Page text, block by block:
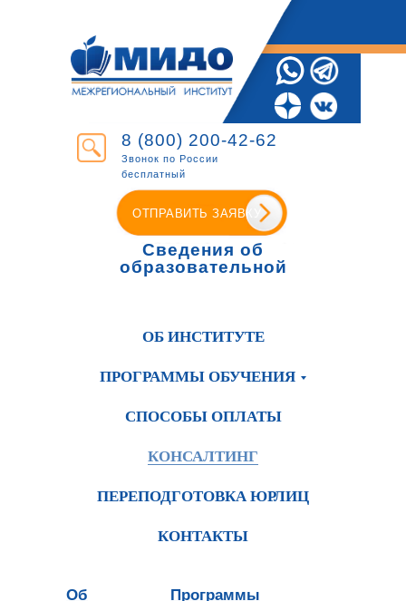
8 (800) 200-42-62
Звонок по России
бесплатный
ОТПРАВИТЬ ЗАЯВКУ
Сведения об
образовательной
ОБ ИНСТИТУТЕ
ПРОГРАММЫ ОБУЧЕНИЯ
СПОСОБЫ ОПЛАТЫ
КОНСАЛТИНГ
ПЕРЕПОДГОТОВКА ЮРЛИЦ
КОНТАКТЫ
Об
Программы